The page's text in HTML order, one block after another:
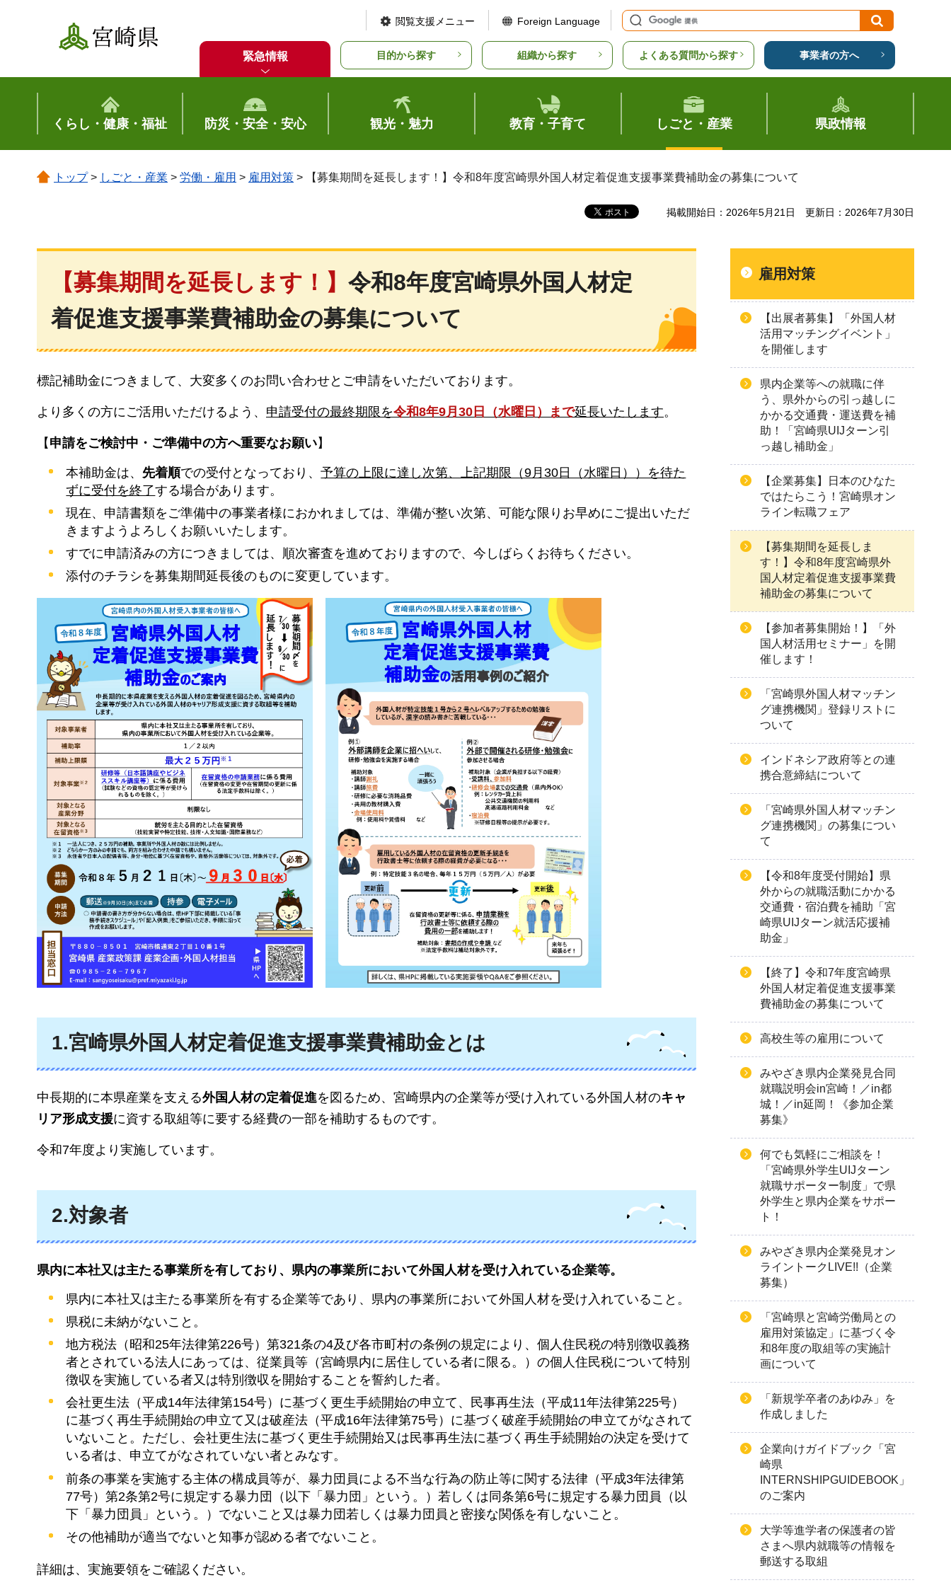
宮崎県
閲覧支援メニュー Foreign Language
緊急情報 目的から探す 組織から探す よくある質問から探す 事業者の方へ
くらし・健康・福祉 防災・安全・安心 観光・魅力 教育・子育て しごと・産業 県政情報
トップ> しごと・産業 > 労働・雇用 > 雇用対策 > 【募集期間を延長します！】令和8年度宮崎県外国人材定着促進支援事業費補助金の募集について
掲載開始日：2026年5月21日 更新日：2026年7月30日
【募集期間を延長します！】 令和8年度宮崎県外国人材定
着促進支援事業費補助金の募集について
標記補助金につきまして、大変多くのお問い合わせとご申請をいただいております。
より多くの方にご活用いただけるよう、 申請受付の最終期限を令和8年9月30日（水曜日）まで延長いたします。
【 申請をご検討中・ご準備中の方へ重要なお願い】
本補助金は、 先着順での受付となっており、予算の上限に達し次第、上記期限（9月30日（水曜日））を待た
ずに受付を終了する場合があります。
現在、申請書類をご準備中の事業者様におかれましては、準備が整い次第、可能な限りお早めにご提出いただ
きますようよろしくお願いいたします。
すでに申請済みの方につきましては、順次審査を進めておりますので、今しばらくお待ちください。
添付のチラシを募集期間延長後のものに変更しています。
1.宮崎県外国人材定着促進支援事業費補助金とは
中長期的に本県産業を支える外国人材の定着促進を図るため、宮崎県内の企業等が受け入れている外国人材のキャ
リア形成支援に資する取組等に要する経費の一部を補助するものです。
令和7年度より実施しています。
2.対象者
県内に本社又は主たる事業所を有しており、県内の事業所において外国人材を受け入れている企業等。
県内に本社又は主たる事業所を有する企業等であり、県内の事業所において外国人材を受け入れていること。
県税に未納がないこと。
地方税法（昭和25年法律第226号）第321条の4及び各市町村の条例の規定により、個人住民税の特別徴収義務
者とされている法人にあっては、従業員等（宮崎県内に居住している者に限る。）の個人住民税について特別
徴収を実施している者又は特別徴収を開始することを誓約した者。
会社更生法（平成14年法律第154号）に基づく更生手続開始の申立て、民事再生法（平成11年法律第225号）
に基づく再生手続開始の申立て又は破産法（平成16年法律第75号）に基づく破産手続開始の申立てがなされて
いないこと。ただし、会社更生法に基づく更生手続開始又は民事再生法に基づく再生手続開始の決定を受けて
いる者は、申立てがなされていない者とみなす。
前条の事業を実施する主体の構成員等が、暴力団員による不当な行為の防止等に関する法律（平成3年法律第
77号）第2条第2号に規定する暴力団（以下「暴力団」という。）若しくは同条第6号に規定する暴力団員（以
下「暴力団員」という。）でないこと又は暴力団若しくは暴力団員と密接な関係を有しないこと。
その他補助が適当でないと知事が認める者でないこと。
詳細は、実施要領をご確認ください。
雇用対策
【出展者募集】「外国人材
活用マッチングイベント」
を開催します
県内企業等への就職に伴
う、県外からの引っ越しに
かかる交通費・運送費を補
助！「宮崎県UIJターン引
っ越し補助金」
【企業募集】日本のひなた
ではたらこう！宮崎県オン
ライン転職フェア
【募集期間を延長しま
す！】令和8年度宮崎県外
国人材定着促進支援事業費
補助金の募集について
【参加者募集開始！】「外
国人材活用セミナー」を開
催します！
「宮崎県外国人材マッチン
グ連携機関」登録リストに
ついて
インドネシア政府等との連
携合意締結について
「宮崎県外国人材マッチン
グ連携機関」の募集につい
て
【令和8年度受付開始】県
外からの就職活動にかかる
交通費・宿泊費を補助「宮
崎県UIJターン就活応援補
助金」
【終了】令和7年度宮崎県
外国人材定着促進支援事業
費補助金の募集について
高校生等の雇用について
みやざき県内企業発見合同
就職説明会in宮崎！／in都
城！／in延岡！《参加企業
募集》
何でも気軽にご相談を！
「宮崎県外学生UIJターン
就職サポーター制度」で県
外学生と県内企業をサポー
ト！
みやざき県内企業発見オン
ライントークLIVE!!（企業
募集）
「宮崎県と宮崎労働局との
雇用対策協定」に基づく令
和8年度の取組等の実施計
画について
「新規学卒者のあゆみ」を
作成しました
企業向けガイドブック「宮
崎県
INTERNSHIPGUIDEBOOK」
のご案内
大学等進学者の保護者の皆
さまへ県内就職等の情報を
郵送する取組